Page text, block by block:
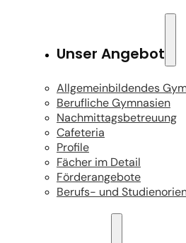
Unser Angebot
Allgemeinbildendes
Berufliche Gymnasien
Nachmittagsbetreuung
Cafeteria
Profile
Fächer im Detail
Förderangebote
Berufs- und